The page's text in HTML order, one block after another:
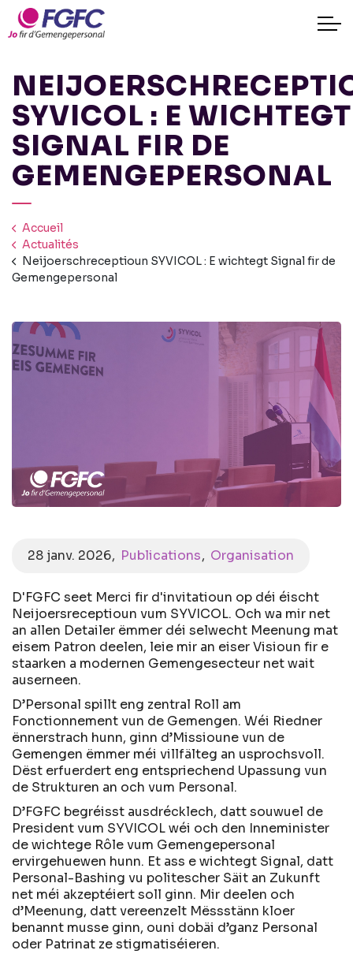
SYVICOL : E WICHTEGT
SIGNAL FIR DE
GEMENGEPERSONAL
Accueil
Actualités
Neijoerschreceptioun SYVICOL : E wichtegt Signal fir de
Gemengepersonal
28 janv. 2026 Publications Organisation
D'FGFC seet Merci fir d'invitatioun op déi éischt
Neijoersreceptioun vum SYVICOL. Och wa mir net
an allen Detailer ëmmer déi selwecht Meenung mat
eisem Patron deelen, leie mir an eiser Visioun fir e
staarken a modernen Gemengesecteur net wait
auserneen.
D’Personal spillt eng zentral Roll am
Fonctionnement vun de Gemengen. Wéi Riedner
ënnerstrach hunn, ginn d’Missioune vun de
Gemengen ëmmer méi villfälteg an usprochsvoll.
Dëst erfuerdert eng entspriechend Upassung vun
de Strukturen an och vum Personal.
D’FGFC begréisst ausdrécklech, datt souwuel de
President vum SYVICOL wéi och den Inneminister
de wichtege Rôle vum Gemengepersonal
ervirgehuewen hunn. Et ass e wichtegt Signal, datt
Personal-Bashing vu politescher Säit an Zukunft
net méi akzeptéiert soll ginn. Mir deelen och
d’Meenung, datt vereenzelt Mëssstänn kloer
benannt musse ginn, ouni dobäi d’ganz Personal
oder Patrinat ze stigmatiséieren.